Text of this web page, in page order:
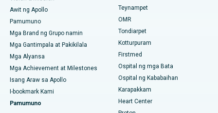
Maghanap ng Pediatrics
Maghanap ng Dermatologist
Maghanap ng Urologist
Pinakamahusay na Ospital sa PH Road, Chennai
Pinakamahusay na Sentro ng Puso sa Thousand Lights,
Chennai
Pinakamahusay na Ospital sa Jubilee Hills, Hyderabad
Pinakamahusay na Ospital sa Tondiarpet, Chennai
Pinakamahusay na Ospital sa Kotturpuram, Chennai
Lasik Surgery
liposuction
Coronary Angiogram
Kapalit na Transcatheter Aortic Valve
Pag-aayos ng MitraClip Valve
Awit ng Apollo
Pamumuno
Mga Brand ng Grupo namin
Mga Gantimpala at Pakikilala
Mga Alyansa
Mga Achievement at Milestones
Isang Araw sa Apollo
I-bookmark Kami
Pamumuno
Teynampet
OMR
Tondiarpet
Kotturpuram
Firstmed
Ospital ng mga Bata
Ospital ng Kababaihan
Karapakkam
Heart Center